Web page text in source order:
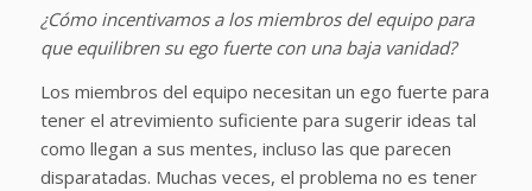
¿Cómo incentivamos a los miembros del equipo para
que equilibren su ego fuerte con una baja vanidad?
Los miembros del equipo necesitan un ego fuerte para
tener el atrevimiento suficiente para sugerir ideas tal
como llegan a sus mentes, incluso las que parecen
disparatadas. Muchas veces, el problema no es tener